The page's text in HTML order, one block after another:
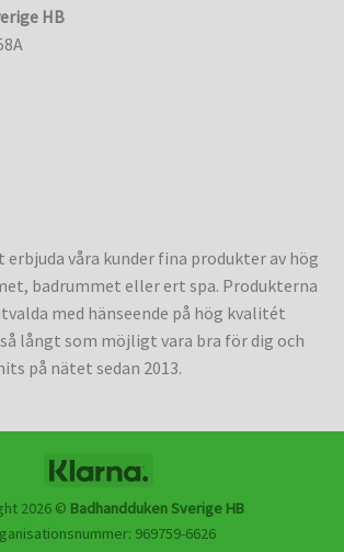
HB
våra kunder fina produkter av hög
badrummet eller ert spa. Produkterna
med hänseende på hög kvalitét
långt som möjligt vara bra för dig och
på nätet sedan 2013.
2026 © Badhandduken Sverige HB
969759-6626